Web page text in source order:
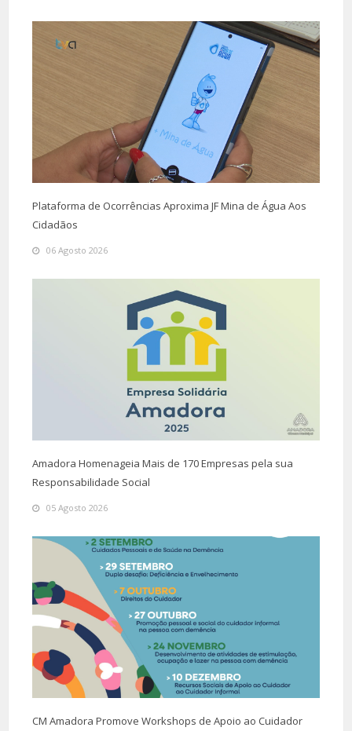
Plataforma de Ocorrências Aproxima JF Mina de Água Aos
Cidadãos
06 Agosto 2026
Amadora Homenageia Mais de 170 Empresas pela sua
Responsabilidade Social
05 Agosto 2026
CM Amadora Promove Workshops de Apoio ao Cuidador